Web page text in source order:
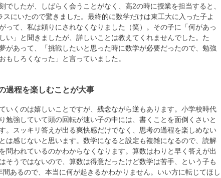
でしたが、しばらく会うことがなく、高2の時に授業を担当すると、
スにいたので驚きました。最終的に数学だけは東工大に入った子よ
って、私は頼りにされなくなりました（笑）。その子に「何があっ
い」と聞きましたが、詳しいことは教えてくれませんでした。た
があって、「挑戦したいと思った時に数学が必要だったので、勉強
もしろくなった」と言っていました。
過程を楽しむことが大事
いくのは嬉しいことですが、残念ながら逆もあります。小学校時代
勉強していて頭の回転が速い子の中には、書くことを面倒くさいと
。スッキリ答えが出る爽快感だけでなく、思考の過程を楽しめない
は感じないと思います。数学になると設定も複雑になるので、読解
問われているのかわからなくなります。算数はわりと早く答えが出
そうではないので、算数は得意だったけど数学は苦手、という子も
間あるので、本当に何が起きるかわかりません。いい方に転じてほし